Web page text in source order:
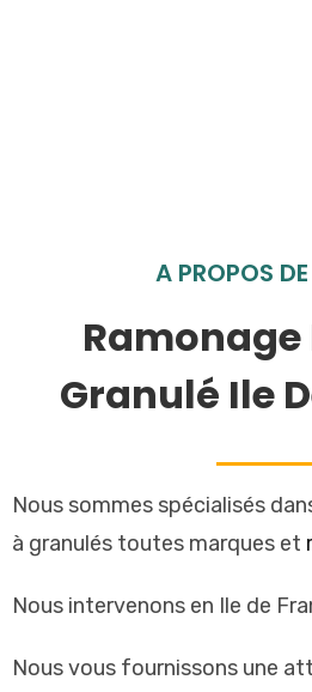
A PROPOS
Ramonage
Granulé Ile
Nous sommes spécialisés
à granulés toutes marques et
Nous intervenons en Ile de
Nous vous fournissons une